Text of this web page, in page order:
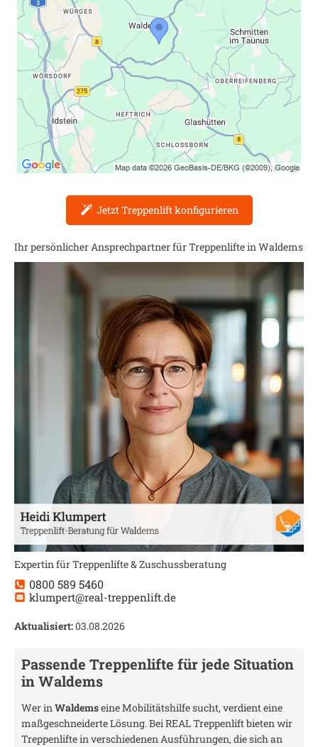
Jetzt Treppenlift konfigurieren
Ihr persönlicher Ansprechpartner für Treppenlifte inWaldems
Expertin für Treppenlifte & Zuschussberatung
0800 589 5460
klumpert@real-treppenlift.de
Aktualisiert:03.08.2026
Passende Treppenlifte für jede Situation
inWaldems
Wer inWaldemseine Mobilitätshilfe sucht, verdient eine
maßgeschneiderte Lösung. Bei REAL Treppenlift bieten wir
Treppenlifte in verschiedenen Ausführungen, die sich an